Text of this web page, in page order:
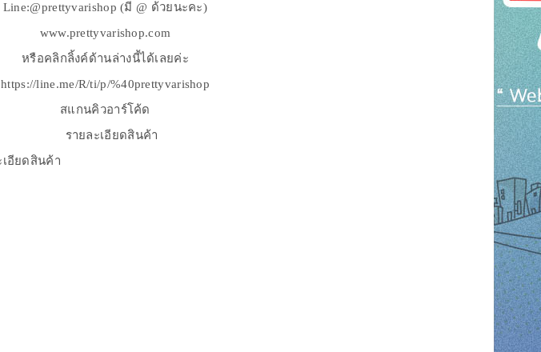
Line:@prettyvarishop (มี @ ด้วยนะคะ)
www.prettyvarishop.com
หรือคลิกลิ้งค์ด้านล่างนี้ได้เลยค่ะ
https://line.me/R/ti/p/%40prettyvarishop
สแกนคิวอาร์โค้ด